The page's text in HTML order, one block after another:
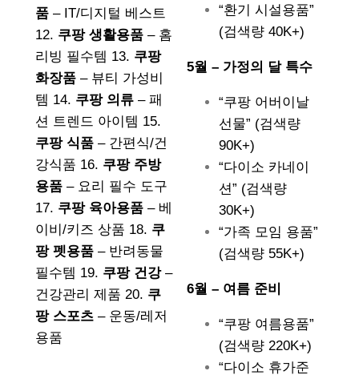
품 – IT/디지털 베스트
12. 쿠팡 생활용품 – 홈
리빙 필수템 13. 쿠팡
화장품 – 뷰티 가성비
템 14. 쿠팡 의류 – 패
션 트렌드 아이템 15.
쿠팡 식품 – 간편식/건
강식품 16. 쿠팡 주방
용품 – 요리 필수 도구
17. 쿠팡 육아용품 – 베
이비/키즈 상품 18. 쿠
팡 펫용품 – 반려동물
필수템 19. 쿠팡 건강–
건강관리 제품 20. 쿠
팡 스포츠 – 운동/레저
용품
“환기 시설용품”
(검색량 40K+)
5월 – 가정의 달 특수
“쿠팡 어버이날
선물” (검색량
90K+)
“다이소 카네이
션” (검색량
30K+)
“가족 모임 용품”
(검색량 55K+)
6월 – 여름 준비
“쿠팡 여름용품”
(검색량 220K+)
“다이소 휴가준